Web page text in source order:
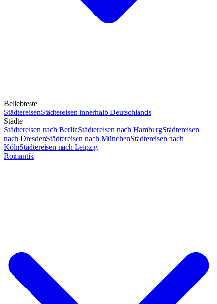
Beliebteste
StädtereisenStädtereisen innerhalb Deutschlands
Städte
Städtereisen nach BerlinStädtereisen nach HamburgStädtereisen
nach DresdenStädtereisen nach MünchenStädtereisen nach
KölnStädtereisen nach Leipzig
Romantik